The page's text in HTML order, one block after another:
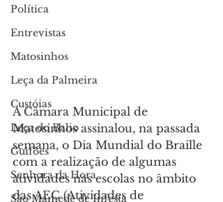
Política
Entrevistas
Matosinhos
Leça da Palmeira
Custóias
Leça do Balio
Guifões
Senhora da Hora
São Mamede de Infesta
A Câmara Municipal de
Matosinhos assinalou, na passada
semana, o Dia Mundial do Braille
com a realização de algumas
atividades nas escolas no âmbito
das AEC (Atividades de